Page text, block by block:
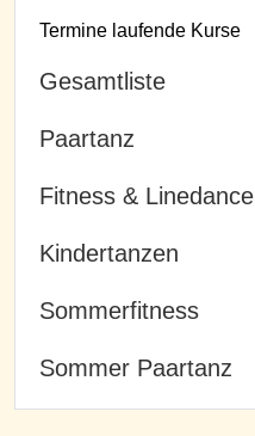
Termine laufende Kurse
Gesamtliste
Paartanz
Fitness & Linedance
Kindertanzen
Sommerfitness
Sommer Paartanz